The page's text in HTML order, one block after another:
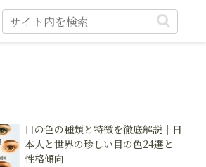
目の色の種類と特徴を徹底解説｜日
本人と世界の珍しい目の色24選と
性格傾向